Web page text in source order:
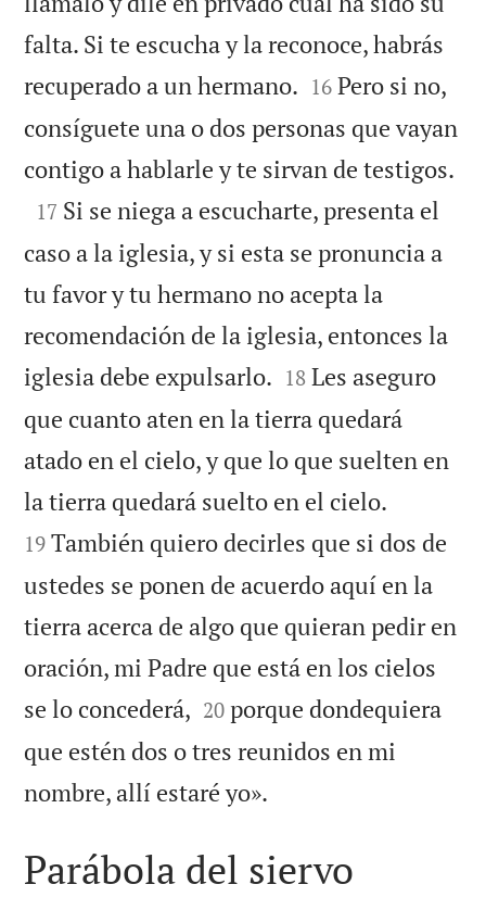
falta. Si te escucha y la reconoce, habrás
recuperado a un hermano. 

16 Pero si no,
consíguete una o dos personas que vayan
contigo a hablarle y te sirvan de testigos.

17 Si se niega a escucharte, presenta el
caso a la iglesia, y si esta se pronuncia a
tu favor y tu hermano no acepta la
recomendación de la iglesia, entonces la
iglesia debe expulsarlo. 

18 Les aseguro
que cuanto aten en la tierra quedará
atado en el cielo, y que lo que suelten en
la tierra quedará suelto en el cielo.
19 También quiero decirles que si dos de
ustedes se ponen de acuerdo aquí en la
tierra acerca de algo que quieran pedir en
oración, mi Padre que está en los cielos
se lo concederá, 

20 porque dondequiera
que estén dos o tres reunidos en mi
nombre, allí estaré yo».
Parábola del siervo